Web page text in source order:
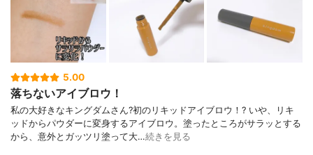
5.00
落ちないアイブロウ！
私の大好きなキングダムさん?初のリキッドアイブロウ！? いや、リキ
ッドからパウダーに変身するアイブロウ。塗ったところがサラッとする
から、意外とガッツリ塗って大…続きを見る